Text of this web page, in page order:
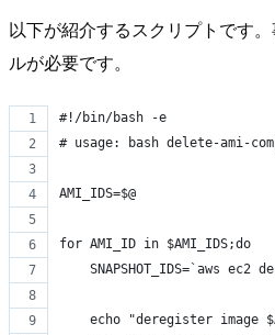
以下が紹介するスクリプトです
ルが必要です。
#!/bin/bash -e
# usage: bash delete-ami-
AMI_IDS=$@
for AMI_ID in $AMI_IDS;do
SNAPSHOT_IDS=`aws ec2
echo "deregister image